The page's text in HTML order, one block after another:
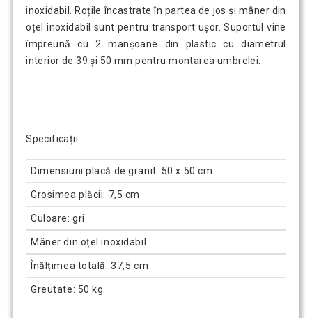
inoxidabil. Roțile încastrate în partea de jos și mâner din
oțel inoxidabil sunt pentru transport ușor. Suportul vine
împreună cu 2 manșoane din plastic cu diametrul
interior de 39 și 50 mm pentru montarea umbrelei.
Specificații:
Dimensiuni placă de granit: 50 x 50 cm
Grosimea plăcii: 7,5 cm
Culoare: gri
Mâner din oțel inoxidabil
Înălțimea totală: 37,5 cm
Greutate: 50 kg